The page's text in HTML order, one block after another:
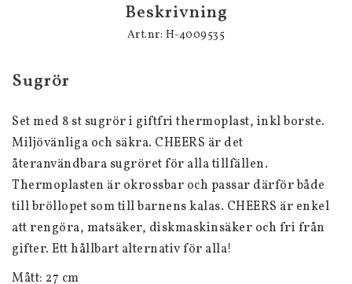
Beskrivning
Art.nr: H-4009535
Sugrör
Set med 8 st sugrör i giftfri thermoplast, inkl borste.
Miljövänliga och säkra. CHEERS är det
återanvändbara sugröret för alla tillfällen.
Thermoplasten är okrossbar och passar därför både
till bröllopet som till barnens kalas. CHEERS är enkel
att rengöra, matsäker, diskmaskinsäker och fri från
gifter. Ett hållbart alternativ för alla!
Mått: 27 cm